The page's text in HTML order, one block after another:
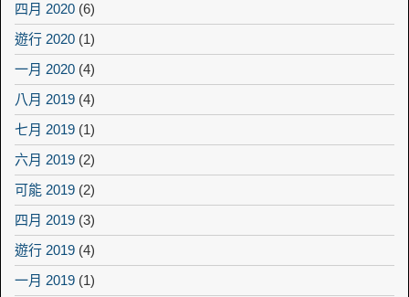
四月 2020 (6)
遊行 2020 (1)
一月 2020 (4)
八月 2019 (4)
七月 2019 (1)
六月 2019 (2)
可能 2019 (2)
四月 2019 (3)
遊行 2019 (4)
一月 2019 (1)